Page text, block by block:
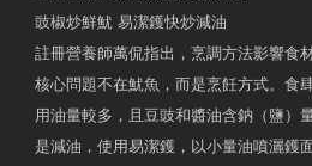
豉椒炒鮮魷 易潔鑊快炒減油
註冊營養師萬侃指出，烹調方法影響食
核心問題不在魷魚，而是烹飪方式。食
用油量較多，且豆豉和醬油含鈉（鹽）
是減油，使用易潔鑊，以小量油噴灑鑊